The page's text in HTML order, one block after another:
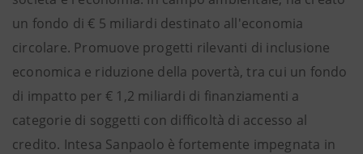
un fondo di € 5 miliardi destinato all'economia
circolare. Promuove progetti rilevanti di inclusione
economica e riduzione della povertà, tra cui un fondo
di impatto per € 1,2 miliardi di finanziamenti a
categorie di soggetti con difficoltà di accesso al
credito. Intesa Sanpaolo è fortemente impegnata in